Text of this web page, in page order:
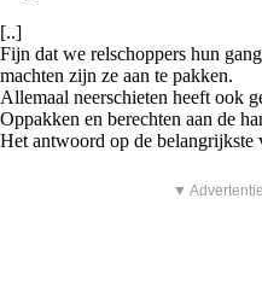
[..]
Fijn dat we relschoppers hun
machten zijn ze aan te pakken.
Allemaal neerschieten heeft ook
Oppakken en berechten aan de
Het antwoord op de belangrijkste
▼